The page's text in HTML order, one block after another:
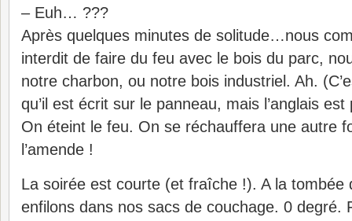
– Euh… ???
Après quelques minutes de solitude…nous
interdit de faire du feu avec le bois du parc,
notre charbon, ou notre bois industriel. Ah.
qu’il est écrit sur le panneau, mais l’anglais
On éteint le feu. On se réchauffera une autre
l’amende !
La soirée est courte (et fraîche !). A la tombée
enfilons dans nos sacs de couchage. 0 degré.